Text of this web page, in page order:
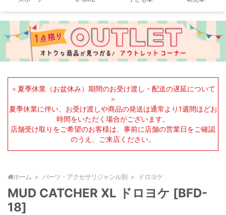
＜夏季休業（お盆休み）期間のお受け渡し・配送の遅延について
＞
夏季休業に伴い、お受け渡しや商品の発送は通常より1週間ほどお
時間をいただく場合がございます。
店舗受け取りをご希望のお客様は、事前に店舗の営業日をご確認
のうえ、ご来店ください。
ホーム パーツ・アクセサリジャンル別 ドロヨケ
MUD CATCHER XL ドロヨケ [BFD-
18]